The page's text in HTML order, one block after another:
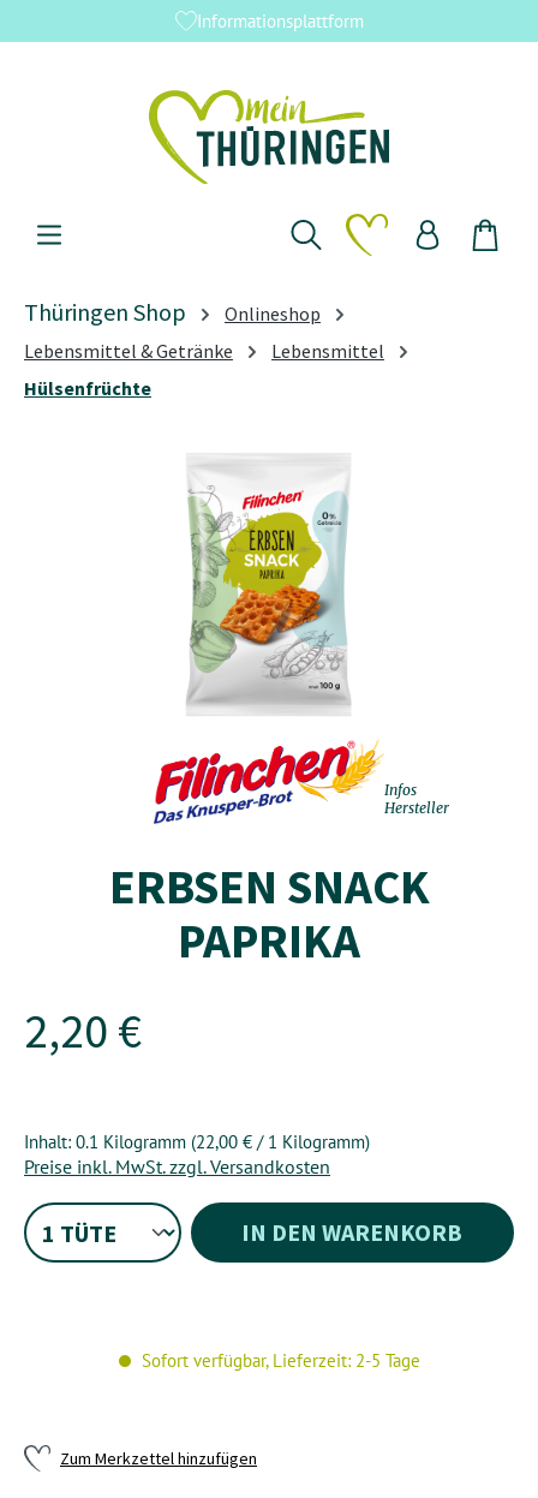
Zum Hauptinhalt springenInformationsplattform
Du hast 0 Produkte
Thüringen Shop
Onlineshop
Lebensmittel & Getränke
Lebensmittel
Hülsenfrüchte
Bildergalerie überspringen
Infos
Hersteller
ERBSEN SNACK
PAPRIKA
2,20 €
Inhalt: 0.1 Kilogramm (22,00 € / 1 Kilogramm)
Preise inkl. MwSt. zzgl. Versandkosten
IN DEN WARENKORB
Sofort verfügbar, Lieferzeit: 2-5 Tage
Zum Merkzettel hinzufügen